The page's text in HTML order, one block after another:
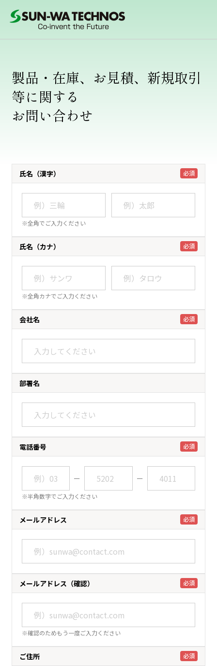
製品・在庫、お見積、新規取引
等に関する
お問い合わせ
氏名（漢字） 必須
※全角でご入力ください
氏名（カナ） 必須
※全角カナでご入力ください
会社名 必須
部署名
電話番号 必須
ー ー
※半角数字でご入力ください
メールアドレス 必須
メールアドレス（確認） 必須
※確認のためもう一度ご入力ください
ご住所 必須